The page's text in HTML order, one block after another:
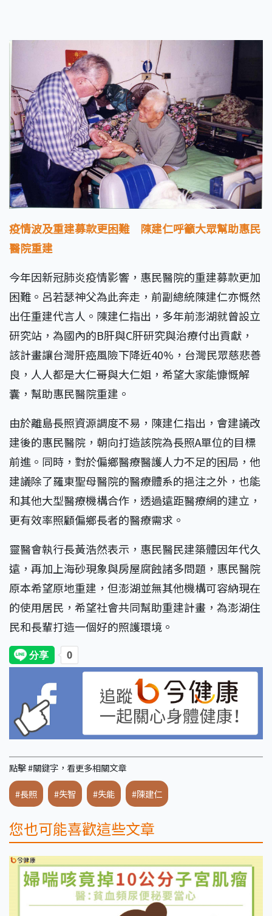
疫情波及重建募款更困難 陳建仁呼籲大眾幫助惠民
醫院重建
今年因新冠肺炎疫情影響，惠民醫院的重建募款更加
困難。呂若瑟神父為此奔走，前副總統陳建仁亦慨然
出任重建代言人。陳建仁指出，多年前澎湖就曾設立
研究站，為國內的B肝與C肝研究與治療付出貢獻，
該計畫讓台灣肝癌風險下降近40%，台灣民眾慈悲善
良，人人都是大仁哥與大仁姐，希望大家能慷慨解
囊，幫助惠民醫院重建。
由於離島長照資源調度不易，陳建仁指出，會建議改
建後的惠民醫院，朝向打造該院為長照A單位的目標
前進。同時，對於偏鄉醫療醫護人力不足的困局，他
建議除了羅東聖母醫院的醫療體系的挹注之外，也能
和其他大型醫療機構合作，透過遠距醫療網的建立，
更有效率照顧偏鄉長者的醫療需求。
靈醫會執行長黃浩然表示，惠民醫民建築體因年代久
遠，再加上海砂現象與房屋腐蝕諸多問題，惠民醫院
原本希望原地重建，但澎湖並無其他機構可容納現在
的使用居民，希望社會共同幫助重建計畫，為澎湖住
民和長輩打造一個好的照護環境。
點擊 #關鍵字，看更多相關文章
#長照 #失智 #失能 #陳建仁
您也可能喜歡這些文章